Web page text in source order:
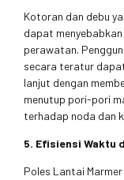
Kotoran dan debu
dapat
perawatan.
secara teratur
lanjut dengan
menutup pori-pori
terhadap noda dan
5. Efisiensi Waktu
Poles Lantai